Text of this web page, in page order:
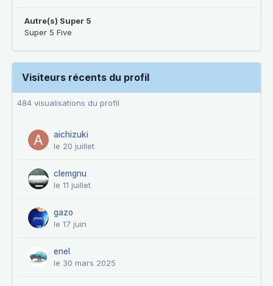
Autre(s) Super 5
Super 5 Five
Visiteurs récents du profil
484 visualisations du profil
aichizuki
le 20 juillet
clemgnu
le 11 juillet
gazo
le 17 juin
enel
le 30 mars 2025